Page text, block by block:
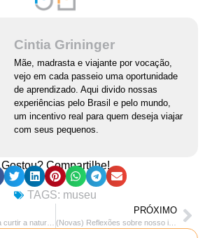
Cintia Grininger
Mãe, madrasta e viajante por vocação,
vejo em cada passeio uma oportunidade
de aprendizado. Aqui divido nossas
experiências pelo Brasil e pelo mundo,
um incentivo real para quem deseja viajar
com seus pequenos.
Gostou? Compartilhe!
TAGS: museu
PRÓXIMO
(Novas) Reflexões sobre nosso isolamento social – 1 mês depois